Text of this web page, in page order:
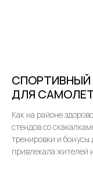
СПОРТИВНЫЙ
ДЛЯ
Как на районе
стендов со
тренировки и бонусы
привлекала жителей